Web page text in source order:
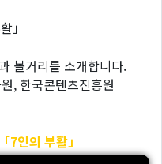
」
볼거리를 소개합니다.
, 한국콘텐츠진흥원
7인의 부활」